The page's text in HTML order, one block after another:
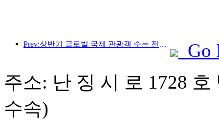
Prev:상반기 글로벌 국제 관광객 수는 전년 대비 5% 증가했습니다.
Go
주소: 난 징 시 로 1728
수속)